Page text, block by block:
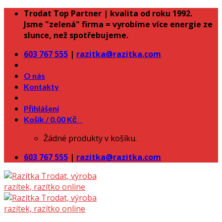
Skip
content
Trodat Top Partner | kvalita od roku 1992.
Jsme "zelená" firma = vyrobíme více energie ze
slunce, než spotřebujeme.
603 767 555 | razitka@razitka.com
O nás
Kontakty
Přihlášení
Košík /0.00 Kč
Žádné produkty v košíku.
603 767 555 | razitka@razitka.com